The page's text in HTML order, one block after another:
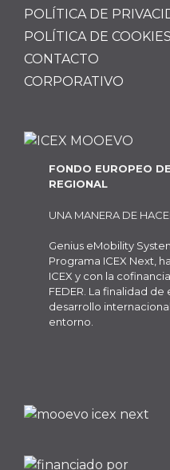
POLÍTICA DE
POLÍTICA DE COOKIES
CONTACTO
CORPORATIVO
FONDO EUROPEO
REGIONAL
UNA MANERA DE
Genius eMobility
Programa ICEX Next,
ICEX y con la
FEDER. La finalidad
desarrollo
entorno.